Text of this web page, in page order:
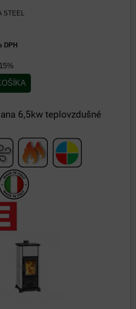
STEEL
DPH
6,5kw teplovzdušné